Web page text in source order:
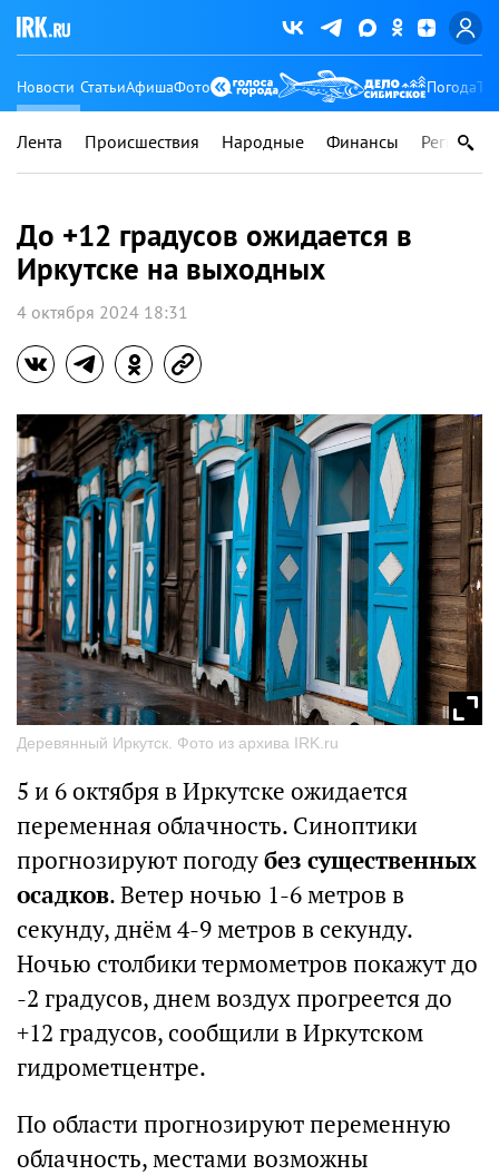
Новости СтатьиАфишаФото Погода
Лента Происшествия Народные Финансы Регионы
До +12 градусов ожидается в
Иркутске на выходных
4 октября 2024 18:31
Деревянный Иркутск. Фото из архива IRK.ru
5 и 6 октября в Иркутске ожидается
переменная облачность. Синоптики
прогнозируют погодубез существенных
осадков. Ветер ночью 1-6 метров в
секунду, днём 4-9 метров в секунду.
Ночью столбики термометров покажут до
-2 градусов, днем воздух прогреется до
+12 градусов, сообщили в Иркутском
гидрометцентре.
По области прогнозируют переменную
облачность, местами возможны